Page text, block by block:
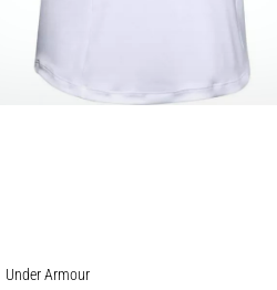
Under Armour